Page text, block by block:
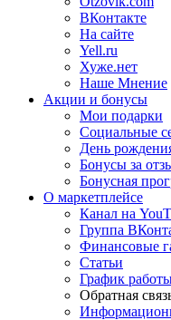
ВКонтакте
На сайте
Yell.ru
Хуже.нет
Наше Мнение
Акции и бонусы
Мои подарки
Социальные
День
Бонусы за
Бонусная
О маркетплейсе
Канал на
Группа
Финансовые
Статьи
График
Обратная